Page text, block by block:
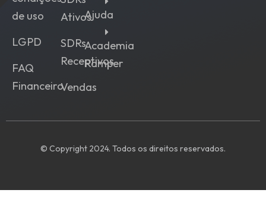
de uso
LGPD
FAQ
Financeiro
Ativos
SDRs
Receptivos
Vendas
Ajuda
Academia
Ramper
© Copyright 2024. Todos os direitos reservados.